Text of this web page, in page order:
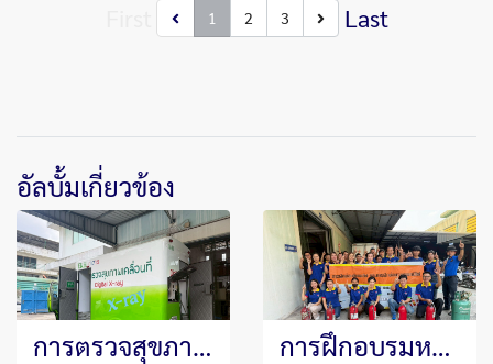
1 2 3 Last
อัลบั้มเกี่ยวข้อง
การตรวจสุขภาพบุคลากรประจำปี 2568 การฝึกอบรมหลักสูตรดับเพลิงและซ้อมอพยพหนีไฟประจำปี 2568